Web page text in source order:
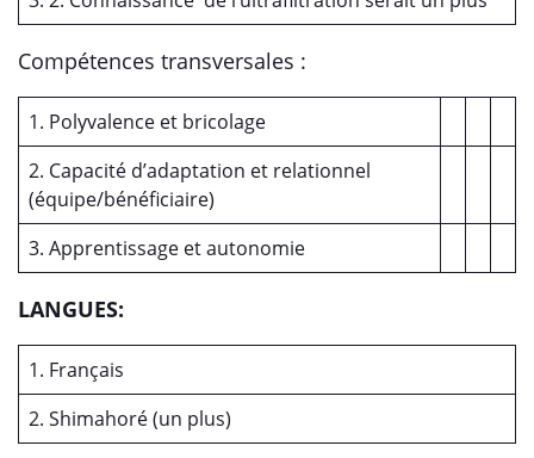
Compétences transversales :
1. Polyvalence et bricolage
2. Capacité d’adaptation et relationnel
(équipe/bénéficiaire)
3. Apprentissage et autonomie
LANGUES:
1. Français
2. Shimahoré (un plus)